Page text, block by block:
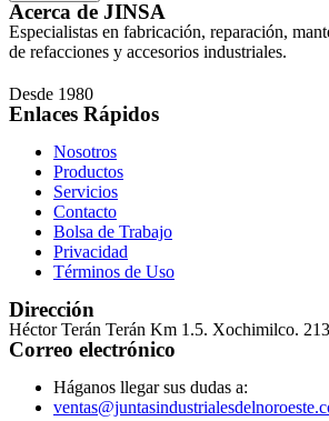
Acerca de JINSA
Especialistas en fabricación, reparación,
de refacciones y accesorios industriales.
Desde 1980
Enlaces Rápidos
Nosotros
Productos
Servicios
Contacto
Bolsa de Trabajo
Privacidad
Términos de Uso
Dirección
Héctor Terán Terán Km 1.5. Xochimilco.
Correo electrónico
Háganos llegar sus dudas a: